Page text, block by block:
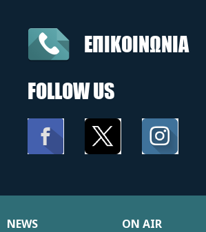
ΕΠΙΚΟΙΝΩΝΙΑ
FOLLOW US
NEWS ON AIR